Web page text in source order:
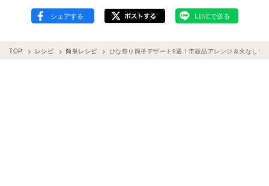
TOP レシピ 簡単レシピ ひな祭り簡単デザート9選！市販品アレンジ＆火なしで